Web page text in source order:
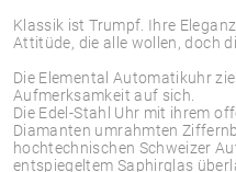
Klassik ist Trumpf. Ihre
Attitüde, die alle wollen, doch
Die Elemental Automatikuhr
Aufmerksamkeit auf sich.
Die Edel-Stahl Uhr mit ihrem
Diamanten umrahmten
hochtechnischen Schweizer
entspiegeltem Saphirglas